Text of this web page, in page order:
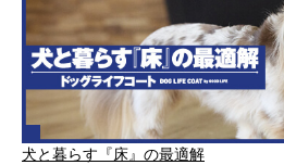
犬と暮らす『床』の最適解